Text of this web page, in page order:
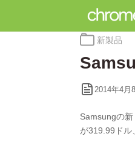
カ
ゴ
ー:
新製品
2014年4月
Samsungの
が319.99ドル